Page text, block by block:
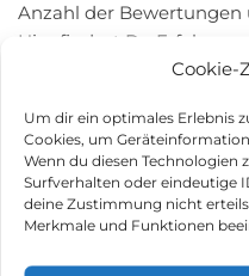
Cookie-
Um dir ein optimales Erlebnis
Cookies, um
Wenn du diesen
Surfverhalten oder eindeutige
deine Zustimmung nicht
Merkmale und Funktionen
Anzahl der
Hier findest Du
zum
placeid=ChIJt-
Vorheriger
Beitrag
ZURÜCK
Waldzeltplatz in 61250
Usingen